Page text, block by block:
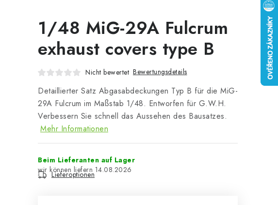
1/48 MiG-29A Fulcrum
exhaust covers type B
Nicht bewertet Bewertungsdetails
Detaillierter Satz Abgasabdeckungen Typ B für die MiG-
29A Fulcrum im Maßstab 1/48. Entworfen für G.W.H.
Verbessern Sie schnell das Aussehen des Bausatzes.
Mehr Informationen
Beim Lieferanten auf Lager
14.08.2026
Lieferoptionen